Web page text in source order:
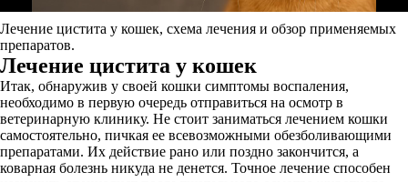
Лечение цистита у кошек, схема лечения и обзор применяемых
препаратов.
Лечение цистита у кошек
Итак, обнаружив у своей кошки симптомы воспаления,
необходимо в первую очередь отправиться на осмотр в
ветеринарную клинику. Не стоит заниматься лечением кошки
самостоятельно, пичкая ее всевозможными обезболивающими
препаратами. Их действие рано или поздно закончится, а
коварная болезнь никуда не денется. Точное лечение способен